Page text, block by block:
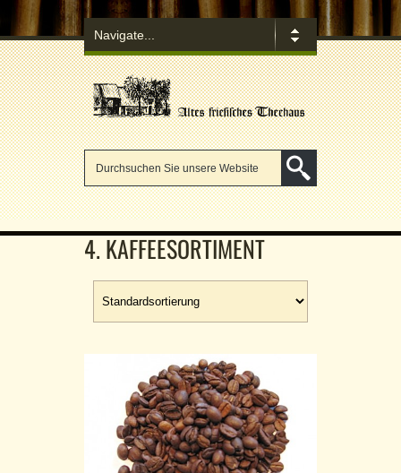
4. KAFFEESORTIMENT